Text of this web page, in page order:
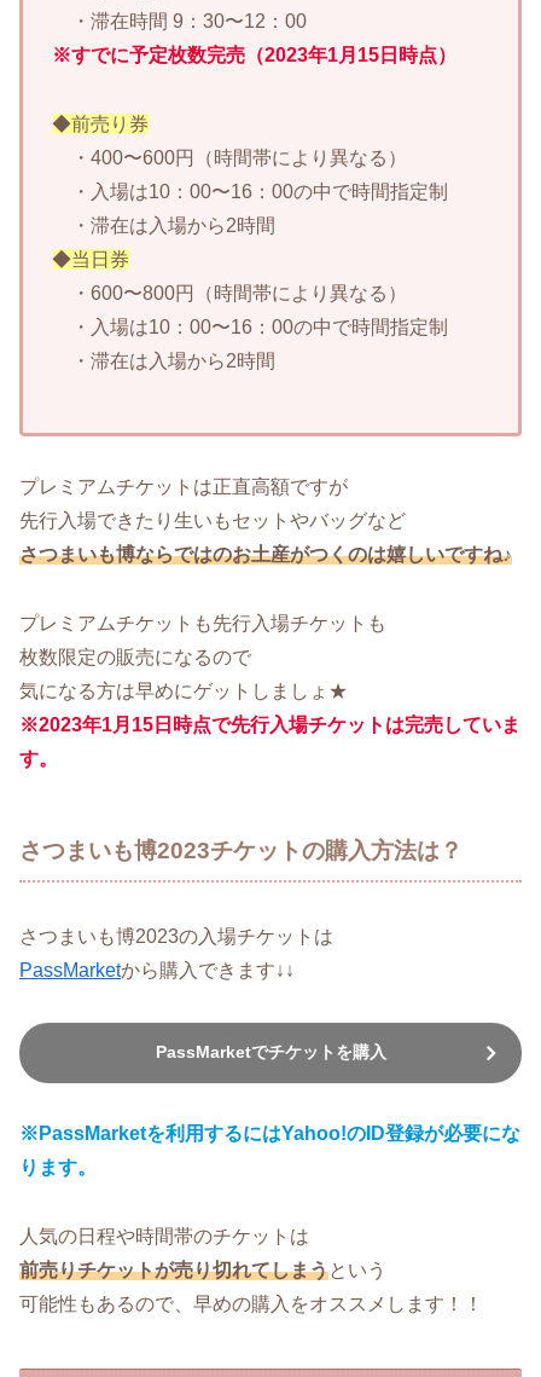
・滞在時間 9：30〜12：00
※すでに予定枚数完売（2023年1月15日時点）
◆前売り券
・400〜600円（時間帯により異なる）
・入場は10：00〜16：00の中で時間指定制
・滞在は入場から2時間
◆当日券
・600〜800円（時間帯により異なる）
・入場は10：00〜16：00の中で時間指定制
・滞在は入場から2時間
プレミアムチケットは正直高額ですが
先行入場できたり生いもセットやバッグなど
さつまいも博ならではのお土産がつくのは嬉しいですね♪
プレミアムチケットも先行入場チケットも
枚数限定の販売になるので
気になる方は早めにゲットしましょ★
※2023年1月15日時点で先行入場チケットは完売していま
す。
さつまいも博2023チケットの購入方法は？
さつまいも博2023の入場チケットは
PassMarketから購入できます↓↓
PassMarketでチケットを購入
※PassMarketを利用するにはYahoo!のID登録が必要にな
ります。
人気の日程や時間帯のチケットは
前売りチケットが売り切れてしまうという
可能性もあるので、早めの購入をオススメします！！